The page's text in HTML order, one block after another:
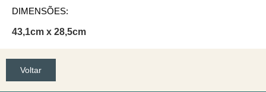
DIMENSÕES:
43,1cm x 28,5cm
Voltar